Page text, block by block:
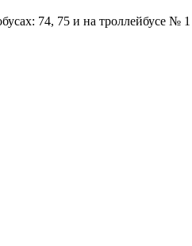
74, 75 и на троллейбусе №